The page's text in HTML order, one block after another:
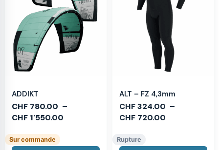
ADDIKT
CHF 780.00 –
CHF 1'550.00
Sur commande
ALT – FZ 4,3mm
CHF324.00 –
CHF 720.00
Rupture